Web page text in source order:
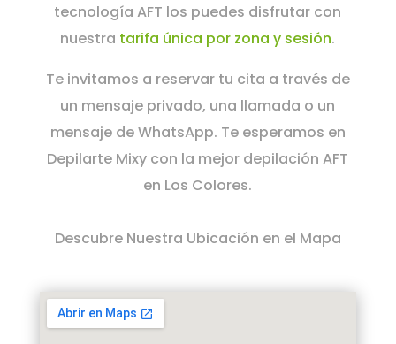
tecnología AFT los puedes disfrutar con
nuestra tarifa única por zona y sesión.
Te invitamos a reservar tu cita a través de
un mensaje privado, una llamada o un
mensaje de WhatsApp. Te esperamos en
Depilarte Mixy con la mejor depilación AFT
en Los Colores.
Descubre Nuestra Ubicación en el Mapa